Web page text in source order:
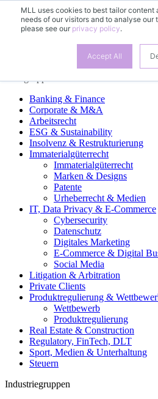
MLL uses cookies to best tailor content
needs of our visitors and to analyse our
please see our privacy policy.
Accept All
FRES
Banking & Finance
Corporate & M&A
Arbeitsrecht
ESG & Sustainability
Insolvenz & Restrukturierung
Immaterialgüterrecht
Immaterialgüterrecht
Marken & Designs
Patente
Urheberrecht & Medien
IT, Data Privacy & E-Commerce
Cybersecurity
Datenschutz
Digitales Marketing
E-Commerce & Digital
Social Media
Litigation & Arbitration
Private Clients
Produktregulierung &
Wettbewerb
Produktregulierung
Real Estate & Construction
Regulatory, FinTech, DLT
Sport, Medien & Unterhaltung
Steuern
Industriegruppen